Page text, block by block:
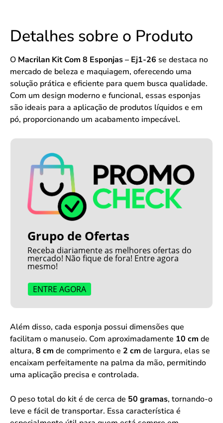
Detalhes sobre o Produto
O Macrilan Kit Com 8 Esponjas – Ej1-26 se destaca no
mercado de beleza e maquiagem, oferecendo uma
solução prática e eficiente para quem busca qualidade.
Com um design moderno e funcional, essas esponjas
são ideais para a aplicação de produtos líquidos e em
pó, proporcionando um acabamento impecável.
Grupo de Ofertas
Receba diariamente as melhores ofertas do
mercado! Não fique de fora! Entre agora
mesmo!
ENTRE AGORA
Além disso, cada esponja possui dimensões que
facilitam o manuseio. Com aproximadamente 10 cm de
altura, 8 cm de comprimento e 2 cm de largura, elas se
encaixam perfeitamente na palma da mão, permitindo
uma aplicação precisa e controlada.
O peso total do kit é de cerca de 50 gramas, tornando-o
leve e fácil de transportar. Essa característica é